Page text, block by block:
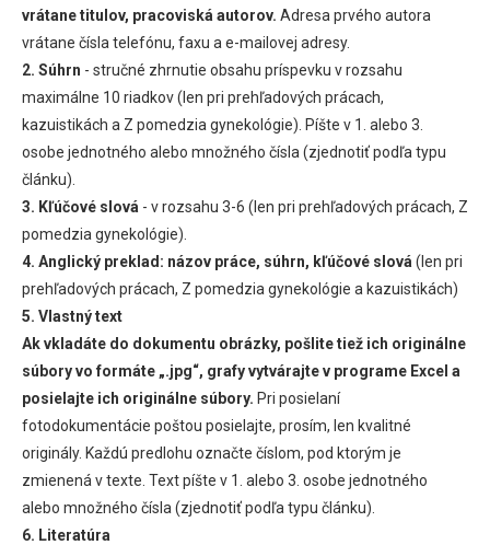
vrátane titulov, pracoviská autorov. Adresa prvého autora
vrátane čísla telefónu, faxu a e-mailovej adresy.
2. Súhrn - stručné zhrnutie obsahu príspevku v rozsahu
maximálne 10 riadkov (len pri prehľadových prácach,
kazuistikách a Z pomedzia gynekológie). Píšte v 1. alebo 3.
osobe jednotného alebo množného čísla (zjednotiť podľa typu
článku).
3. Kľúčové slová - v rozsahu 3-6 (len pri prehľadových prácach, Z
pomedzia gynekológie).
4. Anglický preklad: názov práce, súhrn, kľúčové slová (len pri
prehľadových prácach, Z pomedzia gynekológie a kazuistikách)
5. Vlastný text
Ak vkladáte do dokumentu obrázky, pošlite tiež ich originálne
súbory vo formáte „.jpg“, grafy vytvárajte v programe Excel a
posielajte ich originálne súbory. Pri posielaní
fotodokumentácie poštou posielajte, prosím, len kvalitné
originály. Každú predlohu označte číslom, pod ktorým je
zmienená v texte. Text píšte v 1. alebo 3. osobe jednotného
alebo množného čísla (zjednotiť podľa typu článku).
6. Literatúra